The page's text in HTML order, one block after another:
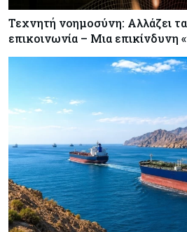
Τεχνητή νοημοσύνη: Αλλάζει
επικοινωνία – Μια επικίνδυνη